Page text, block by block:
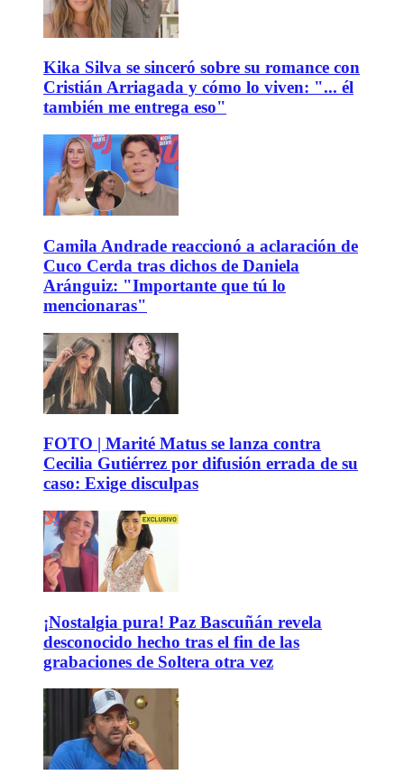
Kika Silva se sinceró sobre su romance con
Cristián Arriagada y cómo lo viven: "... él
también me entrega eso"
Camila Andrade reaccionó a aclaración de
Cuco Cerda tras dichos de Daniela
Aránguiz: "Importante que tú lo
mencionaras"
FOTO | Marité Matus se lanza contra
Cecilia Gutiérrez por difusión errada de su
caso: Exige disculpas
¡Nostalgia pura! Paz Bascuñán revela
desconocido hecho tras el fin de las
grabaciones de Soltera otra vez